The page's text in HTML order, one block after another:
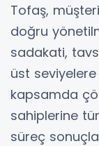
Tofaş,
doğru
sadakati,
üst seviyelere
kapsamda
sahiplerine
süreç